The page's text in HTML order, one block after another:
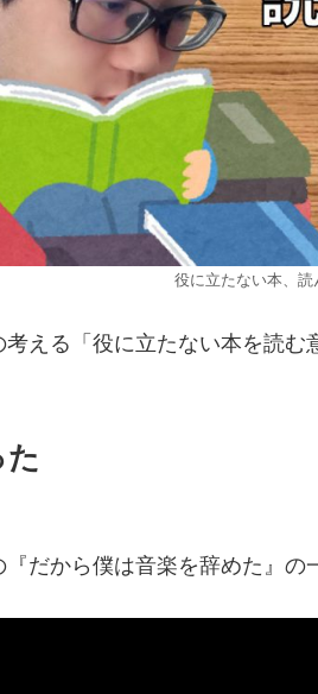
役に立たない本、読
える「役に立たない本を読む
だから僕は音楽を辞めた』の